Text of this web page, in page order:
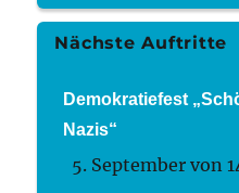
Nächste Auftritte
Demokratiefest
Nazis“
5. September von